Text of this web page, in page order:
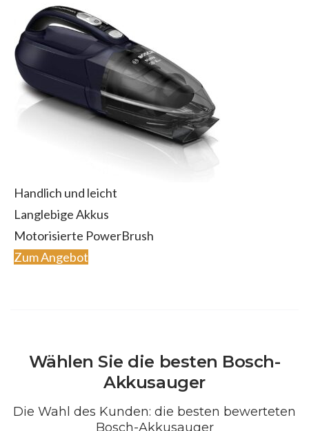
Handlich und leicht
Langlebige Akkus
Motorisierte PowerBrush
Zum Angebot
Wählen Sie die besten Bosch-
Akkusauger
Die Wahl des Kunden: die besten bewerteten
Bosch-Akkusauger